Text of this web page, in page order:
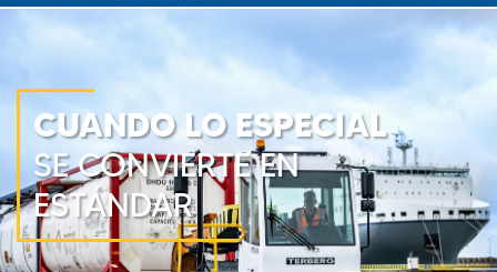
CUANDO LO ESPECIAL
SE CONVIERTE EN
ESTÁNDAR